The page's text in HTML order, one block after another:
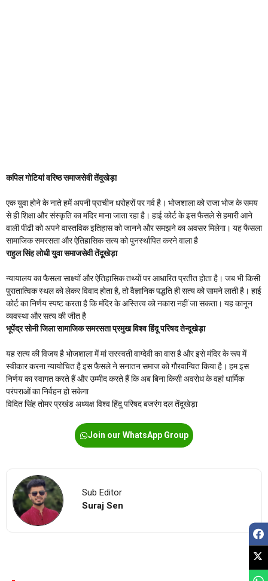
कपिल गोटियां वरिष्ठ समाजसेवी तेंदूखेड़ा
एक युवा होने के नाते हमें अपनी प्राचीन धरोहरों पर गर्व है। भोजशाला को राजा भोज के समय
से ही शिक्षा और संस्कृति का मंदिर माना जाता रहा है। हाई कोर्ट के इस फैसले से हमारी आने
वाली पीढी को अपने वास्तविक इतिहास को जानने और समझने का अवसर मिलेगा। यह फैसला
सामाजिक समरसता और ऐतिहासिक सत्य को पुनर्स्थापित करने वाला है
राहुल सिंह लोधी युवा समाजसेवी तेंदूखेड़ा
न्यायालय का फैसला साक्ष्यों और ऐतिहासिक तथ्यों पर आधारित प्रतीत होता है। जब भी किसी
पुरातात्विक स्थल को लेकर विवाद होता है, तो वैज्ञानिक पद्धति ही सत्य को सामने लाती है। हाई
कोर्ट का निर्णय स्पष्ट करता है कि मंदिर के अस्तित्व को नकारा नहीं जा सकता। यह कानून
व्यवस्था और सत्य की जीत है
भूपेंद्र सोनी जिला सामाजिक समरसता प्रमुख विश्व हिंदू परिषद तेन्दूखेड़ा
यह सत्य की विजय है भोजशाला में मां सरस्वती वाग्देवी का वास है और इसे मंदिर के रूप में
स्वीकार करना न्यायोचित है इस फैसले ने सनातन समाज को गौरवान्वित किया है। हम इस
निर्णय का स्वागत करते हैं और उम्मीद करते हैं कि अब बिना किसी अवरोध के वहां धार्मिक
परंपराओं का निर्वहन हो सकेगा
विदित सिंह तोमर प्रखंड अध्यक्ष विश्व हिंदू परिषद बजरंग दल तेंदूखेड़ा
Join our WhatsApp Group
Sub Editor
Suraj Sen